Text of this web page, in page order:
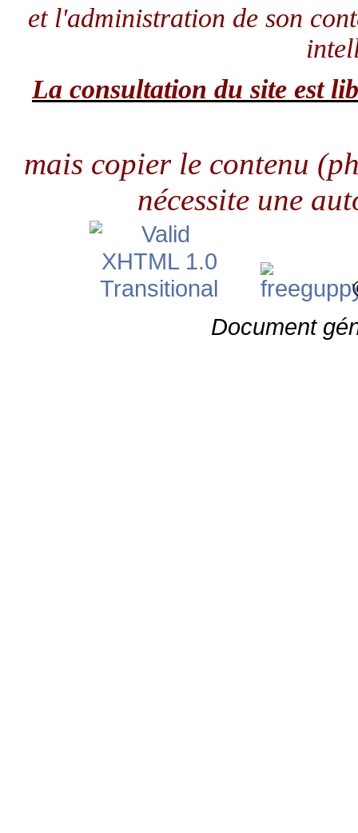
et l'administration de son
La consultation du site est
mais copier le contenu
nécessite une
Document